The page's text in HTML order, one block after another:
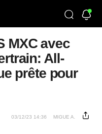
MXC avec
All-
prête pour
03/12/23 14:36 MIGUE A.